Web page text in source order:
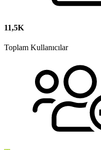
11,5K
Toplam Kullanıcılar